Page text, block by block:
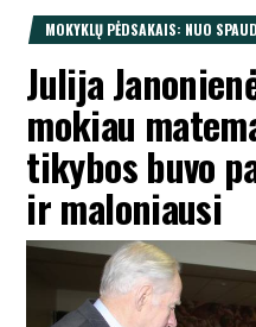
MOKYKLŲ PĖDSAKAIS: NUO
Julija
mokiau
tikybos buvo
ir maloniausi